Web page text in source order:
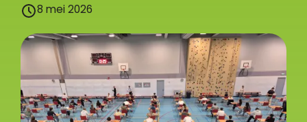
8 mei 2026